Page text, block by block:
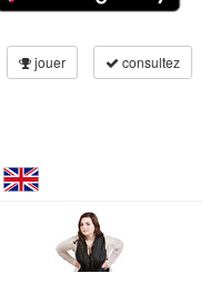
jouer consultez